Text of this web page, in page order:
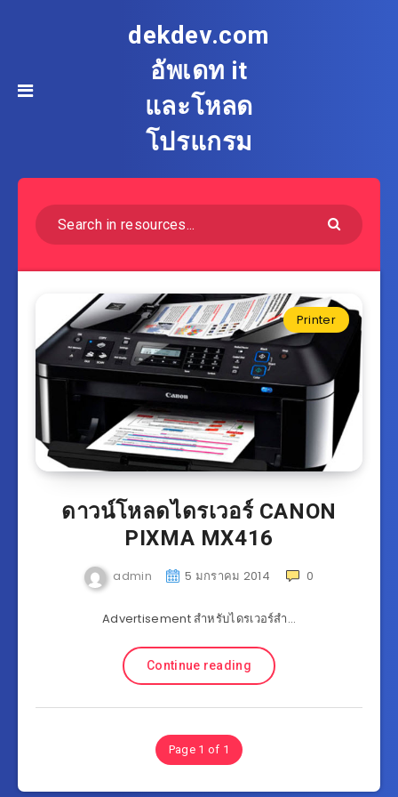
dekdev.com
อัพเดท it
และโหลด
โปรแกรม
Printer
ดาวน์โหลดไดรเวอร์ CANON
PIXMA MX416
admin 5 มกราคม 2014 0
Advertisement สำหรับไดรเวอร์สำ…
Continue reading
Page 1 of 1